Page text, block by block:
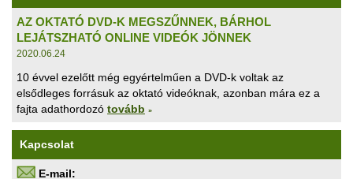
AZ OKTATÓ DVD-K MEGSZŰNNEK, BÁRHOL
LEJÁTSZHATÓ ONLINE VIDEÓK JÖNNEK
2020.06.24
10 évvel ezelőtt még egyértelműen a DVD-k voltak az
elsődleges forrásuk az oktató videóknak, azonban mára ez a
fajta adathordozó tovább »
Kapcsolat
E-mail: